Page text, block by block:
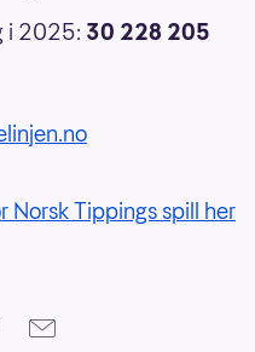
i 2025: 30 228 205
Norsk Tippings spill her